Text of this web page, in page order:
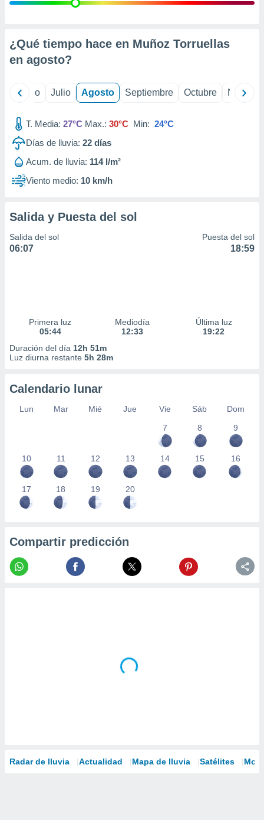
e
mediante
de
1199
¿Qué tiempo hace en Muñoz Torruellas
en agosto?
Junio Julio Agosto Septiembre Octubre
T. Media: 27°C Max.: 30°C Min: 24°C
Días de lluvia: 22 días
Acum. de lluvia: 114 l/m²
Viento medio: 10 km/h
Salida y Puesta del sol
Salida del sol
06:07
Puesta del sol
18:59
Primera luz
05:44
Mediodía
12:33
Última luz
19:22
Duración del día 12h 51m
Luz diurna restante 5h 28m
Calendario lunar
Lun Mar Mié Jue Vie Sáb
Dom
7
8 9
10 11 12 13 14 15 16
17 18 19 20
Compartir predicción
Radar de lluvia Actualidad Mapa de lluvia Satélites